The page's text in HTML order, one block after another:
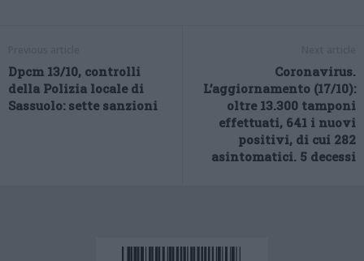
Dpcm 13/10, controlli
della Polizia locale di
Sassuolo: sette sanzioni
Coronavirus.
L’aggiornamento (17/10):
oltre 13.300 tamponi
effettuati, 641 i nuovi
positivi, di cui 282
asintomatici. 5 decessi